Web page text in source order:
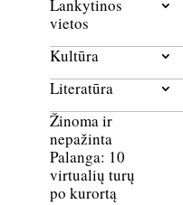
Lankytinos
vietos
Kultūra
Literatūra
Žinoma ir
nepažinta
Palanga: 10
virtualių turų
po kurortą